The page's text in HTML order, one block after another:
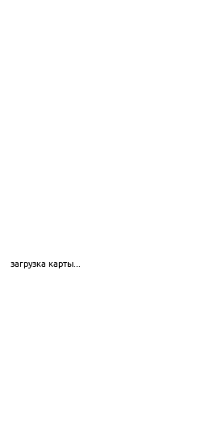
загрузка карты...